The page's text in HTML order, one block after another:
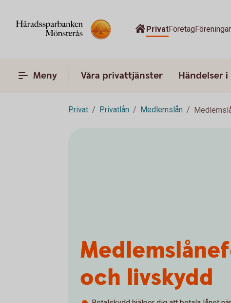
PrivatFöretagFöreningar
Meny Våra privattjänster Händelser
Privat Privatlån Medlemslån
och livskydd